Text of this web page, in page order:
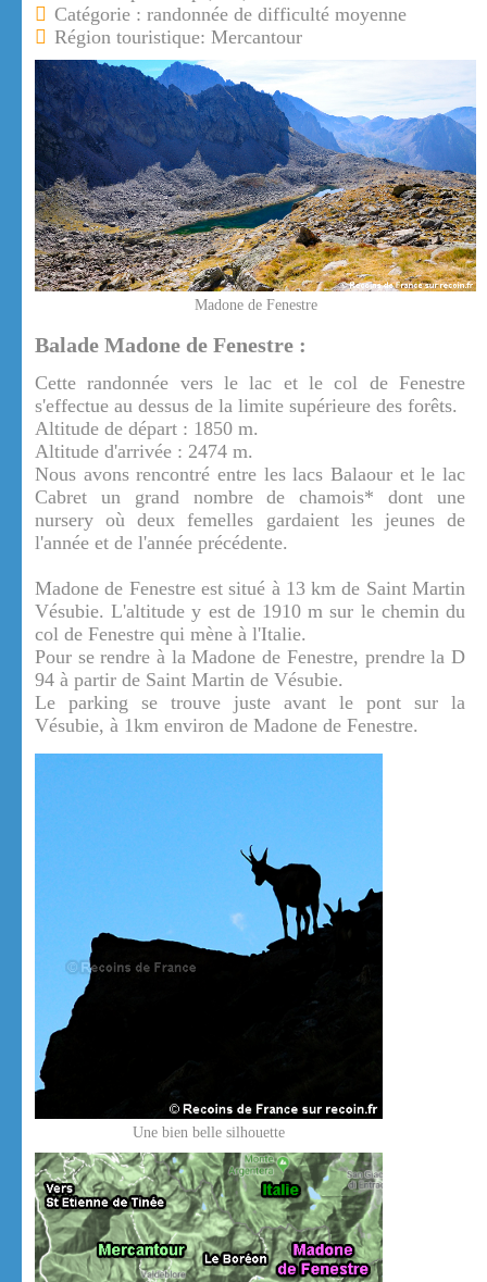
Catégorie : randonnée de difficulté moyenne
Région touristique: Mercantour
Madone de Fenestre
Balade Madone de Fenestre :
Cette randonnée vers le lac et le col de Fenestre
s'effectue au dessus de la limite supérieure des forêts.
Altitude de départ : 1850 m.
Altitude d'arrivée : 2474 m.
Nous avons rencontré entre les lacs Balaour et le lac
Cabret un grand nombre de chamois* dont une
nursery où deux femelles gardaient les jeunes de
l'année et de l'année précédente.
Madone de Fenestre est situé à 13 km de Saint Martin
Vésubie. L'altitude y est de 1910 m sur le chemin du
col de Fenestre qui mène à l'Italie.
Pour se rendre à la Madone de Fenestre, prendre la D
94 à partir de Saint Martin de Vésubie.
Le parking se trouve juste avant le pont sur la
Vésubie, à 1km environ de Madone de Fenestre.
Une bien belle silhouette